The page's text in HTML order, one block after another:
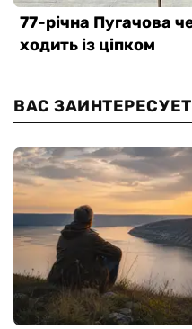
ВАС ЗАИНТЕРЕСУЕТ